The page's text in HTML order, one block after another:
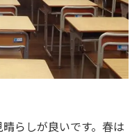
らしが良いです。春は